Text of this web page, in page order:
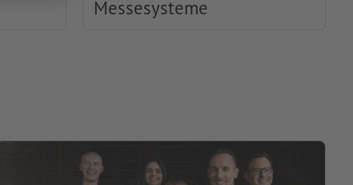
Messesysteme